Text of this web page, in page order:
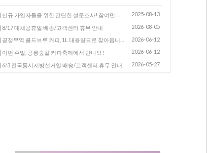
2025-08-13
8/17 대체공휴일 배송/고객센터 휴무 안내 2026-08-05
2026-06-12
이번 주말, 공릉숲길 커피축제에서 만나요! 2026-06-12
6/3 전국동시지방선거일 배송/고객센터 휴무 안내 2026-05-27